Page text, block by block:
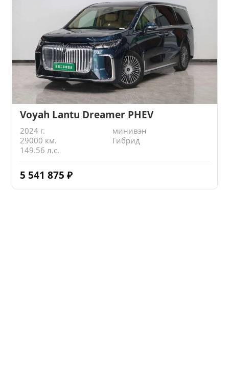
Voyah Lantu Dreamer PHEV
2024 г.
минивэн
29000 км.
Гибрид
149.56 л.с.
5 541 875 ₽